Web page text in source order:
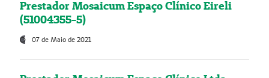
Prestador Mosaicum Espaço Clínico Eireli
(51004355-5)
07 de Maio de 2021